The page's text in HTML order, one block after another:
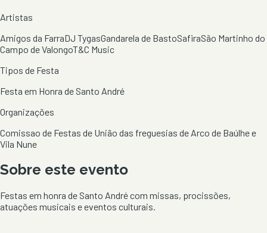
Artistas
Amigos da FarraDJ TygasGandarela de BastoSafiraSão Martinho do
Campo de ValongoT&C Music
Tipos de Festa
Festa em Honra de Santo André
Organizações
Comissao de Festas de União das freguesias de Arco de Baúlhe e
Vila Nune
Sobre este evento
Festas em honra de Santo André com missas, procissões,
atuações musicais e eventos culturais.